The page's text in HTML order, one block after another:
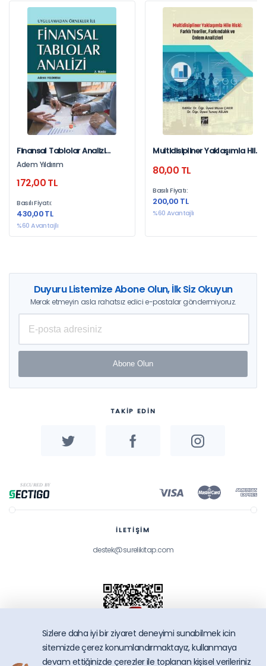
Finansal Tablolar Analizi
Adem Yıldırım
Adem Yıldırım
172,00 TL
Basılı Fiyatı:
430,00 TL
%60 Avantajlı
Multidisipliner Yaklaşımla Hile
80,00 TL
Basılı Fiyatı:
200,00 TL
%60 Avantajlı
Duyuru Listemize Abone Olun, İlk Siz Okuyun
Merak etmeyin asla rahatsız edici e-postalar göndermiyoruz.
Abone Olun
TAKİP EDİN
İLETİŞİM
destek@surelikitap.com
Sizlere daha iyi bir ziyaret deneyimi sunabilmek icin
sitemizde çerez konumlandırmaktayız, kullanmaya
devam ettiğinizde çerezler ile toplanan kişisel verileriniz